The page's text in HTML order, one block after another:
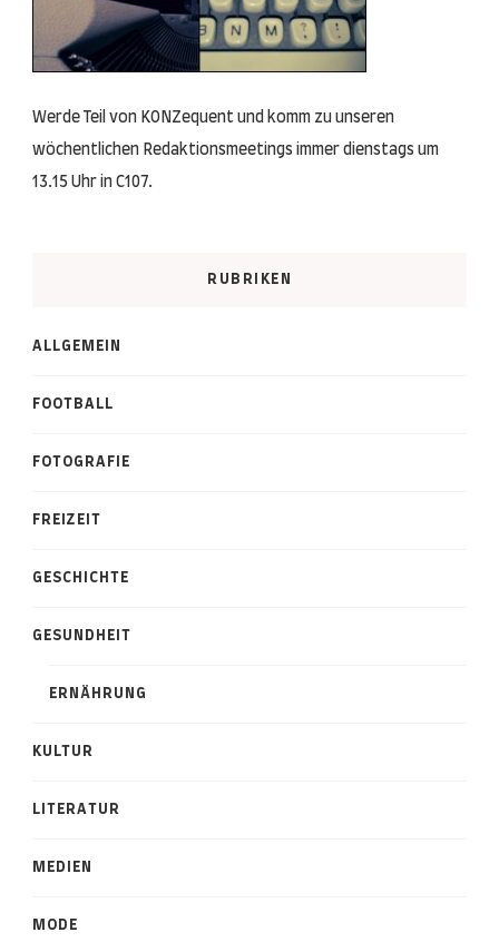
Werde Teil von KONZequent und komm zu unseren
wöchentlichen Redaktionsmeetings immer dienstags um
13.15 Uhr in C107.
RUBRIKEN
ALLGEMEIN
FOOTBALL
FOTOGRAFIE
FREIZEIT
GESCHICHTE
GESUNDHEIT
ERNÄHRUNG
KULTUR
LITERATUR
MEDIEN
MODE